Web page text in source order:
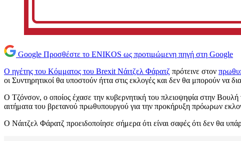
Google Προσθέστε το ENIKOS ως προτιμώμενη πηγή στη Google
Ο ηγέτης του Κόμματος του Brexit Νάιτζελ Φάρατζ πρότεινε στον
οι Συντηρητικοί θα υποστούν ήττα στις εκλογές και δεν θα μπορούν να
Ο Τζόνσον, ο οποίος έχασε την κυβερνητική του πλειοψηφία στην Βουλή
αιτήματα του βρετανού πρωθυπουργού για την προκήρυξη πρόωρων
Ο Νάιτζελ Φάρατζ προειδοποίησε σήμερα ότι είναι σαφές ότι δεν θα